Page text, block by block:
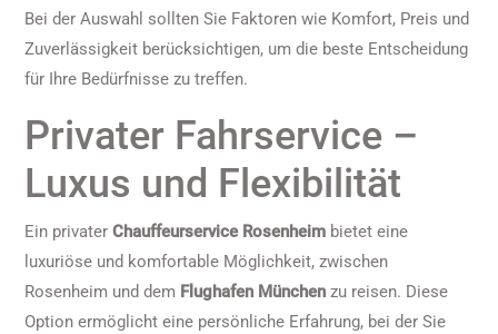
Bei der Auswahl sollten Sie Faktoren wie Komfort, Preis und
Zuverlässigkeit berücksichtigen, um die beste Entscheidung
für Ihre Bedürfnisse zu treffen.
Privater Fahrservice –
Luxus und Flexibilität
Ein privater Chauffeurservice Rosenheim bietet eine
luxuriöse und komfortable Möglichkeit, zwischen
Rosenheim und dem Flughafen München zu reisen. Diese
Option ermöglicht eine persönliche Erfahrung, bei der Sie